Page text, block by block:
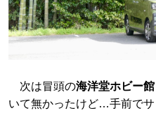
次は冒頭の海洋堂ホビー
いて無かったけど…手前で